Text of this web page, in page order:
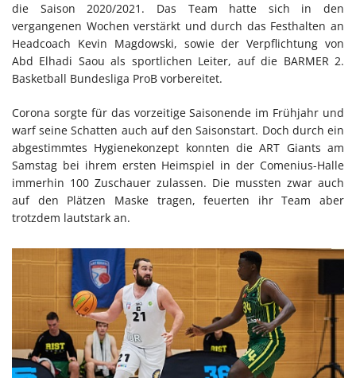
die Saison 2020/2021. Das Team hatte sich in den
vergangenen Wochen verstärkt und durch das Festhalten an
Headcoach Kevin Magdowski, sowie der Verpflichtung von
Abd Elhadi Saou als sportlichen Leiter, auf die BARMER 2.
Basketball Bundesliga ProB vorbereitet.
Corona sorgte für das vorzeitige Saisonende im Frühjahr und
warf seine Schatten auch auf den Saisonstart. Doch durch ein
abgestimmtes Hygienekonzept konnten die ART Giants am
Samstag bei ihrem ersten Heimspiel in der Comenius-Halle
immerhin 100 Zuschauer zulassen. Die mussten zwar auch
auf den Plätzen Maske tragen, feuerten ihr Team aber
trotzdem lautstark an.